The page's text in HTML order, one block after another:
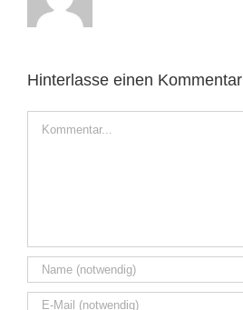
Hinterlasse einen Kommentar